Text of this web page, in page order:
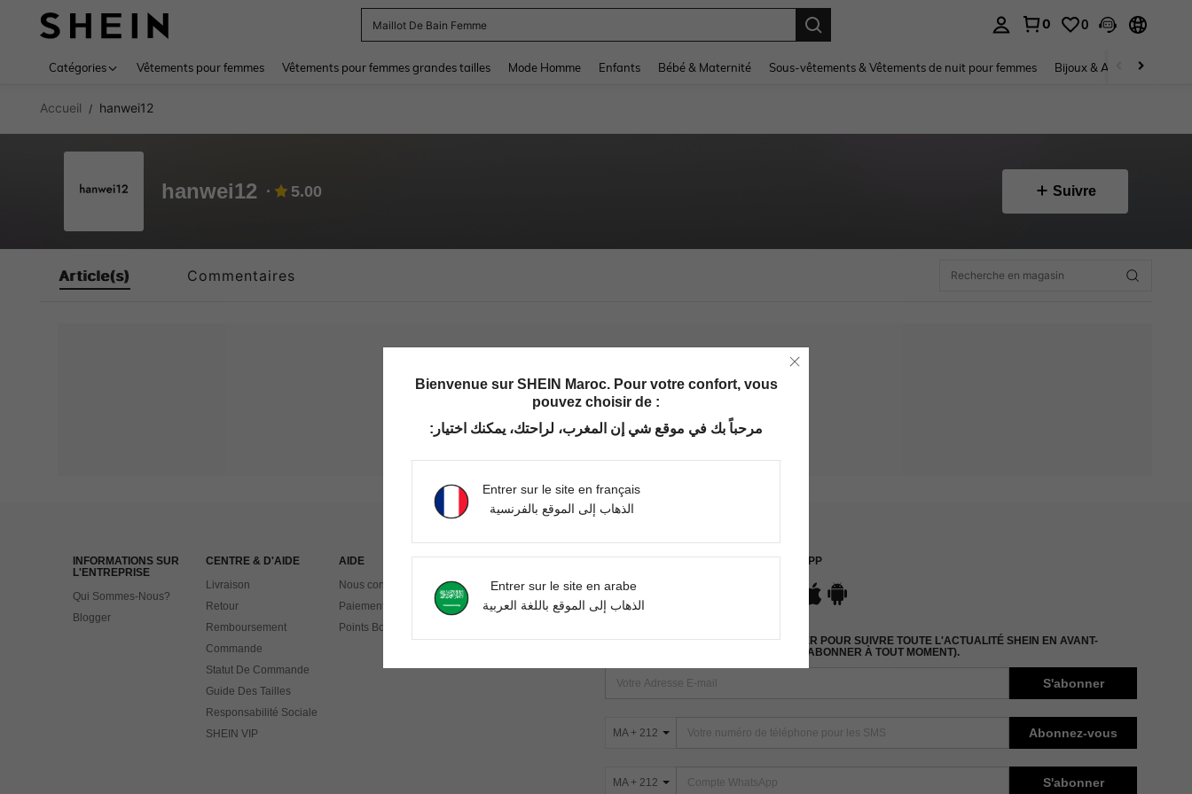
Maillot De Bain Femme
0 0
Catégories Vêtements pour femmes Vêtements pour femmes grandes tailles Mode Homme Enfants Bébé & Maternité Sous-vêtements & Vêtements de nuit pour femmes Bijoux & Accessoires pour
Accueil / hanwei12
hanwei12 5.00 Suivre
Article(s) Commentaires
Aucun article trouvé. Veuillez essayer une autre recherche.
INFORMATIONS SUR
L'ENTREPRISE
Qui Sommes-Nous?
Blogger
CENTRE & D'AIDE
Livraison
Retour
Remboursement
Commande
Statut De Commande
Guide Des Tailles
Responsabilité Sociale
SHEIN VIP
AIDE
Nous contacter
Paiement
Points Bonus
TROUVEZ-NOUS SUR APP
ABONNEZ-VOUS À NOTRE NEWSLETTER POUR SUIVRE TOUTE L'ACTUALITÉ SHEIN EN AVANT-
PREMIÈRE ! (VOUS POUVEZ VOUS DÉSABONNER À TOUT MOMENT).
S'abonner
MA + 212 Abonnez-vous
MA + 212 S'abonner
Bienvenue sur SHEIN Maroc. Pour votre confort, vous
pouvez choisir de :
مرحباً بك في موقع شي إن المغرب، لراحتك، يمكنك اختيار:
Entrer sur le site en français
الذهاب إلى الموقع بالفرنسية
Entrer sur le site en arabe
الذهاب إلى الموقع باللغة العربية